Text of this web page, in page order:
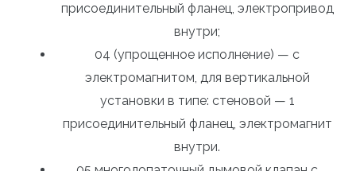
присоединительный фланец, электропривод
внутри;
04 (упрощенное исполнение) — с
электромагнитом, для вертикальной
установки в типе: стеновой — 1
присоединительный фланец, электромагнит
внутри.